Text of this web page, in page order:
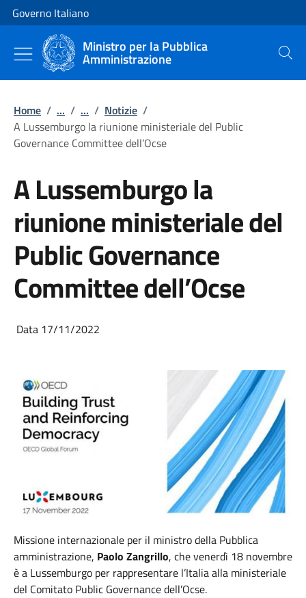
Vai al contenuto
Vai alla navigazione del sito
Governo Italiano
Ministro per la Pubblica
Amministrazione Cerca
Home / ... / ... / Notizie /
A Lussemburgo la riunione ministeriale del Public
Governance Committee dell’Ocse
A Lussemburgo la
riunione ministeriale del
Public Governance
Committee dell’Ocse
Data 17/11/2022
Missione internazionale per il ministro della Pubblica
amministrazione, Paolo Zangrillo, che venerdì 18 novembre
è a Lussemburgo per rappresentare l’Italia alla ministeriale
del Comitato Public Governance dell’Ocse.